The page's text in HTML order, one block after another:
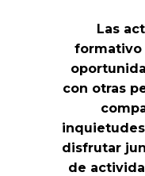
Las
formativo
con otras
disfrutar
de